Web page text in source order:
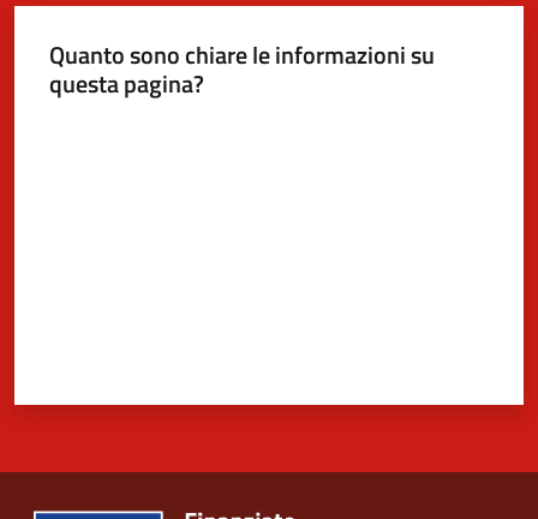
Quanto sono chiare le informazioni su
questa pagina?